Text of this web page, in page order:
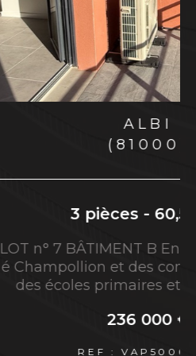
agence
vous propose
de ses agents
d'une excellente
vendre votre
et ses environs ?
à Albi et
immobilière à
- 58,80 m²
B En face de la facult
commerces, 650 m
et secondaires,...